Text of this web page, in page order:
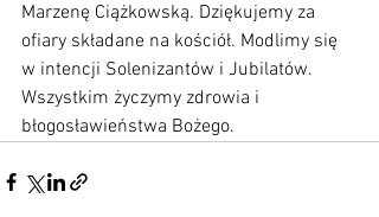
Marzenę Ciążkowską. Dziękujemy za
ofiary składane na kościół. Modlimy się
w intencji Solenizantów i Jubilatów.
Wszystkim życzymy zdrowia i
błogosławieństwa Bożego.